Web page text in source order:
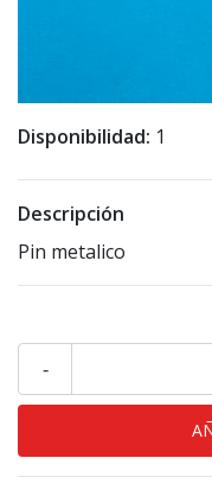
Disponibilidad: 1
Descripción
Pin metalico
-